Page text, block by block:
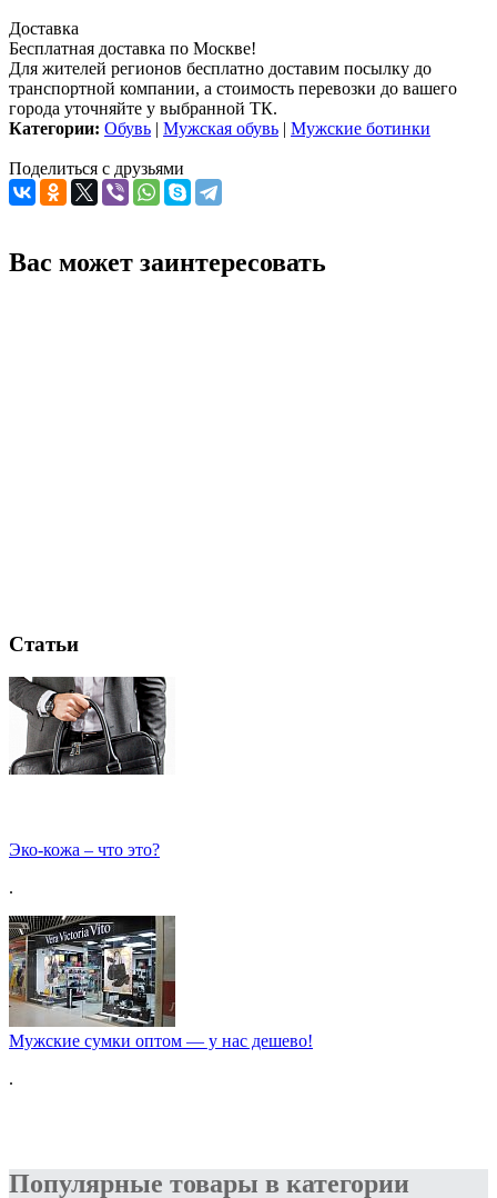
Доставка
Бесплатная доставка по Москве!
Для жителей регионов бесплатно доставим посылку до
транспортной компании, а стоимость перевозки до вашего
города уточняйте у выбранной ТК.
Категории: Обувь | Мужская обувь | Мужские ботинки
Поделиться с друзьями
Вас может заинтересовать
Статьи
Эко-кожа – что это?
.
Мужские сумки оптом — у нас дешево!
.
Популярные товары в категории